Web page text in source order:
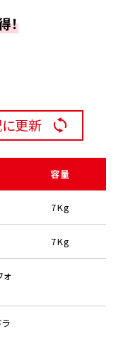
！
更新
容量
7Kg
7Kg